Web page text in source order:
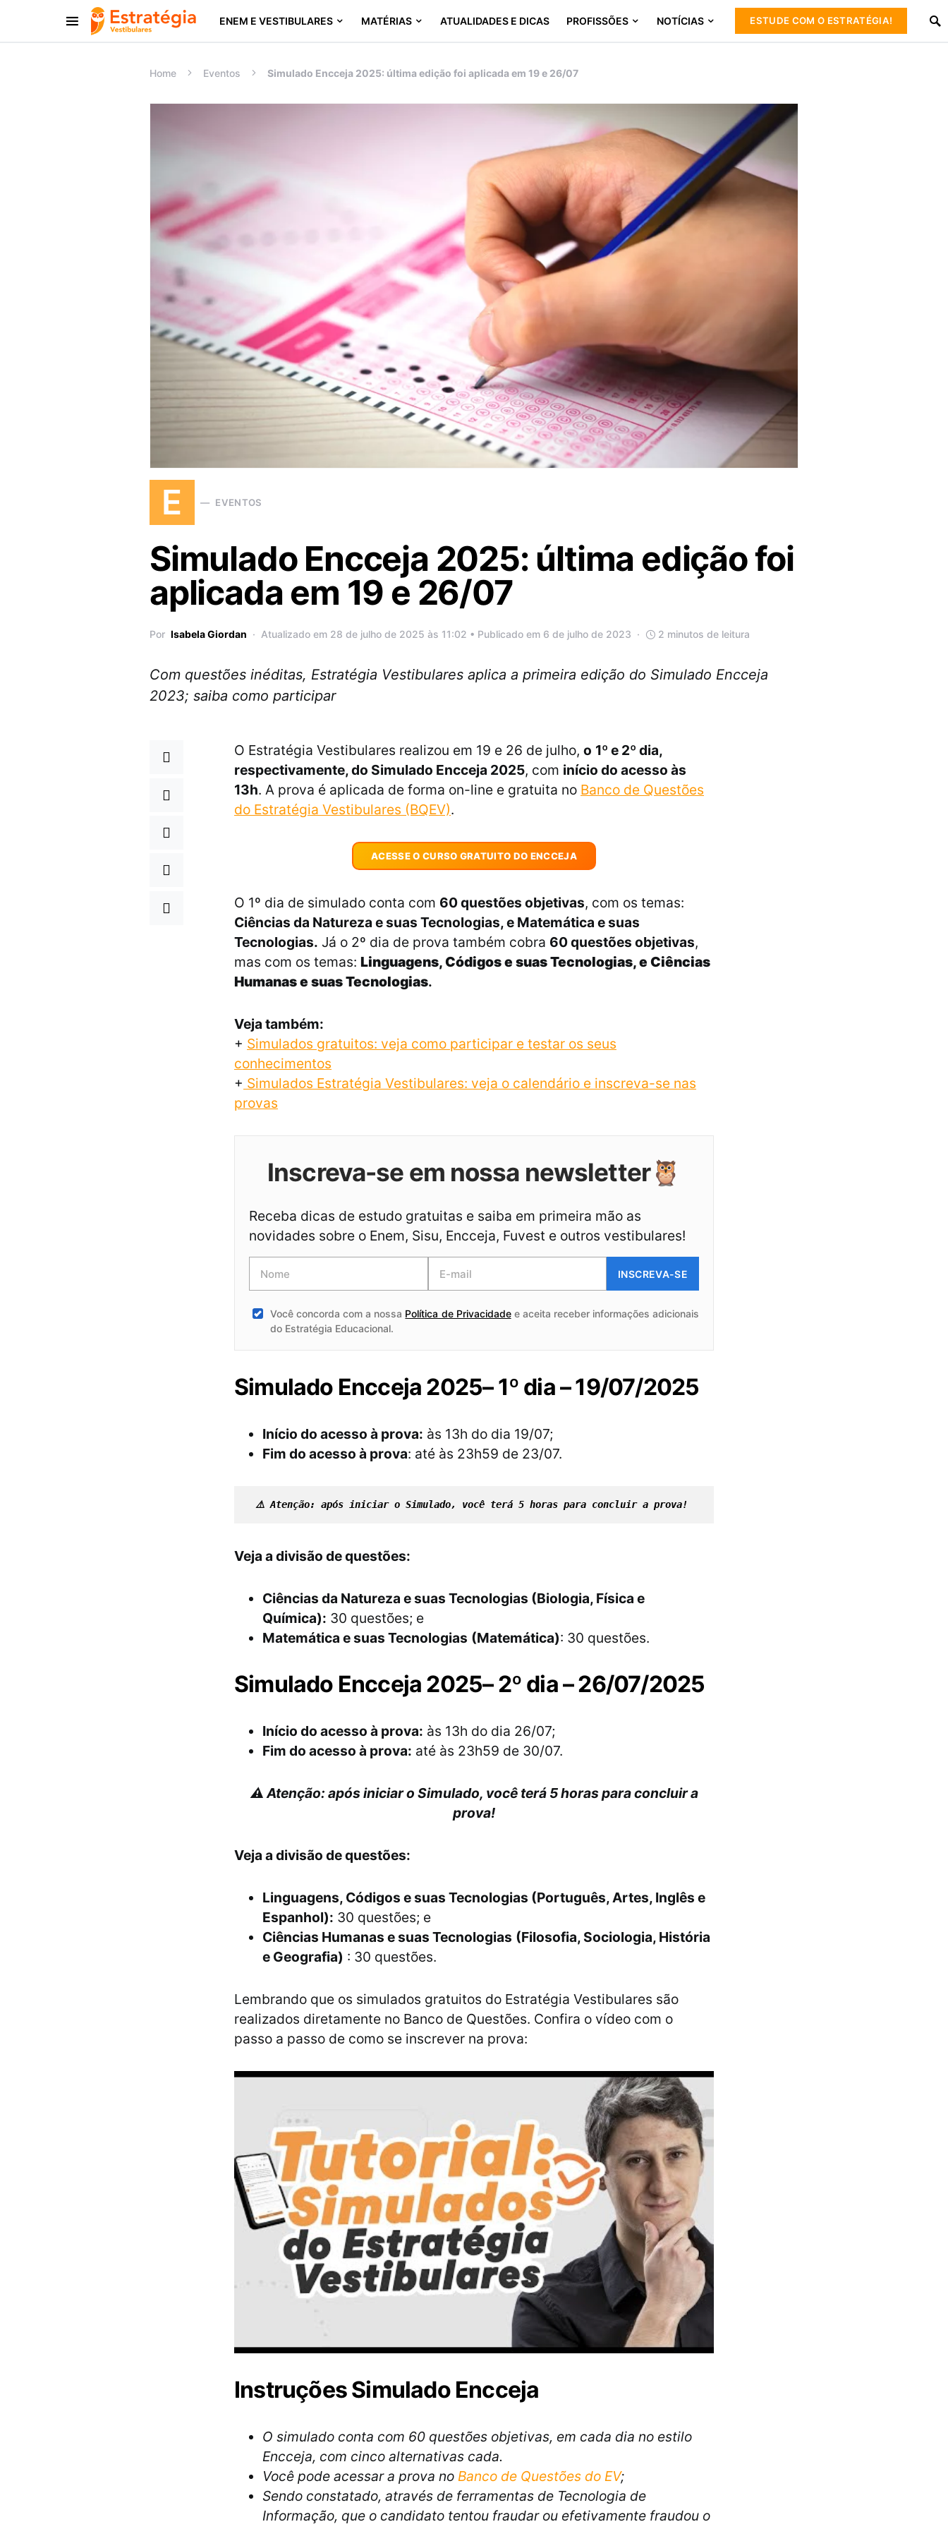
ENEM E VESTIBULARES MATÉRIAS ATUALIDADES E DICAS PROFISSÕES NOTÍCIAS ESTUDE COM O ESTRATÉGIA!
Procurar:
Home Eventos Simulado Encceja 2025: última edição foi aplicada em 19 e 26/07
E EVENTOS
Simulado Encceja 2025: última edição foi
aplicada em 19 e 26/07
Por Isabela Giordan Atualizado em 28 de julho de 2025 às 11:02 • Publicado em 6 de julho de 2023 2 minutos de leitura
Com questões inéditas, Estratégia Vestibulares aplica a primeira edição do Simulado Encceja
2023; saiba como participar
O Estratégia Vestibulares realizou em 19 e 26 de julho, o 1º e 2º dia,
respectivamente, do Simulado Encceja 2025, com início do acesso às
13h. A prova é aplicada de forma on-line e gratuita no Banco de Questões
do Estratégia Vestibulares (BQEV).
ACESSE O CURSO GRATUITO DO ENCCEJA
O 1º dia de simulado conta com 60 questões objetivas, com os temas:
Ciências da Natureza e suas Tecnologias, e Matemática e suas
Tecnologias. Já o 2º dia de prova também cobra 60 questões objetivas,
mas com os temas: Linguagens, Códigos e suas Tecnologias, e Ciências
Humanas e suas Tecnologias.
Veja também:
+ Simulados gratuitos: veja como participar e testar os seus
conhecimentos
+ Simulados Estratégia Vestibulares: veja o calendário e inscreva-se nas
provas
Inscreva-se em nossa newsletter🦉
Receba dicas de estudo gratuitas e saiba em primeira mão as
novidades sobre o Enem, Sisu, Encceja, Fuvest e outros vestibulares!
INSCREVA-SE
Você concorda com a nossa Política de Privacidadee aceita receber informações adicionais
do Estratégia Educacional.
Simulado Encceja 2025– 1º dia – 19/07/2025
Início do acesso à prova: às 13h do dia 19/07;
Fim do acesso à prova: até às 23h59 de 23/07.
⚠️ Atenção: após iniciar o Simulado, você terá 5 horas para concluir a prova!
Veja a divisão de questões:
Ciências da Natureza e suas Tecnologias (Biologia, Física e
Química): 30 questões; e
Matemática e suas Tecnologias (Matemática): 30 questões.
Simulado Encceja 2025– 2º dia – 26/07/2025
Início do acesso à prova: às 13h do dia 26/07;
Fim do acesso à prova: até às 23h59 de 30/07.
⚠️ Atenção: após iniciar o Simulado, você terá 5 horas para concluir a
prova!
Veja a divisão de questões:
Linguagens, Códigos e suas Tecnologias (Português, Artes, Inglês e
Espanhol): 30 questões; e
Ciências Humanas e suas Tecnologias (Filosofia, Sociologia, História
e Geografia) : 30 questões.
Lembrando que os simulados gratuitos do Estratégia Vestibulares são
realizados diretamente no Banco de Questões. Confira o vídeo com o
passo a passo de como se inscrever na prova:
Instruções Simulado Encceja
O simulado conta com 60 questões objetivas, em cada dia no estilo
Encceja, com cinco alternativas cada.
Você pode acessar a prova no Banco de Questões do EV;
Sendo constatado, através de ferramentas de Tecnologia de
Informação, que o candidato tentou fraudar ou efetivamente fraudou o